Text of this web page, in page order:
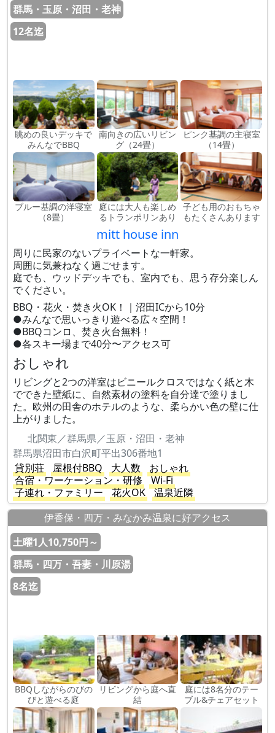
群馬・玉原・沼田・老神
12名迄
眺めの良いデッキで
みんなでBBQ
南向きの広いリビン
グ（24畳）
ピンク基調の主寝室
（14畳）
ブルー基調の洋寝室
（8畳）
庭には大人も楽しめ
るトランポリンあり
子ども用のおもちゃ
もたくさんあります
mitt house inn
周りに民家のないプライベートな一軒家。
周囲に気兼ねなく過ごせます。
庭でも、ウッドデッキでも、室内でも、思う存分楽しん
でください。
BBQ・花火・焚き火OK！｜沼田ICから10分
●みんなで思いっきり遊べる広々空間！
●BBQコンロ、焚き火台無料！
●各スキー場まで40分〜アクセス可
おしゃれ
リビングと2つの洋室はビニールクロスではなく紙と木
でできた壁紙に、自然素材の塗料を自分達で塗りまし
た。欧州の田舎のホテルのような、柔らかい色の壁に仕
上がりました。
北関東／群馬県／玉原・沼田・老神
群馬県沼田市白沢町平出306番地1
貸別荘
屋根付BBQ 大人数
おしゃれ
合宿・ワーケーション・研修
Wi-Fi
子連れ・ファミリー
花火OK
温泉近隣
伊香保・四万・みなかみ温泉に好アクセス
土曜1人10,750円～
群馬・四万・吾妻・川原湯
8名迄
BBQしながらのびの
びと遊べる庭
リビングから庭へ直
結
庭には8名分のテー
ブル&チェアセット